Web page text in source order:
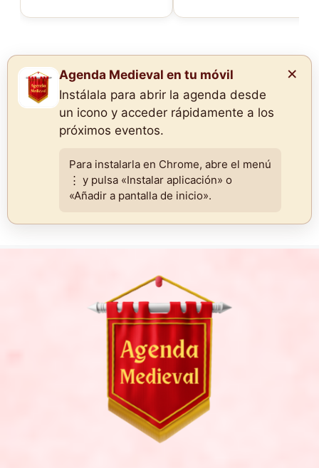
×
Agenda Medieval en tu móvil
Instálala para abrir la agenda desde
un icono y acceder rápidamente a los
próximos eventos.
Para instalarla en Chrome, abre el menú
⋮ y pulsa «Instalar aplicación» o
«Añadir a pantalla de inicio».